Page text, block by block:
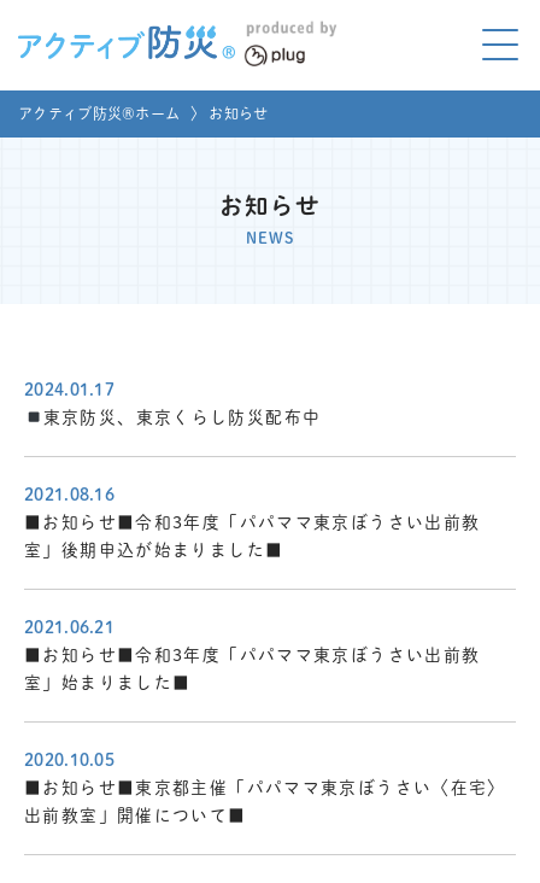
アクティブ防災とは?
メディア掲載
MEDIA
お問い合わせ 運営団体
アクティブ防災®ホーム 〉 お知らせ
お知らせ
NEWS
2024.01.17
東京防災、東京くらし防災配布中
2021.08.16
■お知らせ■令和3年度「パパママ東京ぼうさい出前教
室」後期申込が始まりました■
2021.06.21
■お知らせ■令和3年度「パパママ東京ぼうさい出前教
室」始まりました■
2020.10.05
■お知らせ■東京都主催「パパママ東京ぼうさい〈在宅〉
出前教室」開催について■